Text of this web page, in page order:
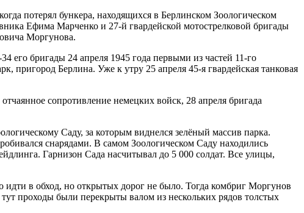
потерял бункера, находящихся в Берлинском Зоологическом
Ефима Марченко и 27-й гвардейской мотострелковой бригады
Моргунова.
бригады 24 апреля 1945 года первыми из частей 11-го
пригород Берлина. Уже к утру 25 апреля 45-я гвардейская танковая
сопротивление немецких войск, 28 апреля бригада
Саду, за которым виднелся зелёный массив парка.
снарядами. В самом Зоологическом Саду находились
Гарнизон Сада насчитывал до 5 000 солдат. Все улицы,
в обход, но открытых дорог не было. Тогда комбриг Моргунов
проходы были перекрыты валом из нескольких рядов толстых